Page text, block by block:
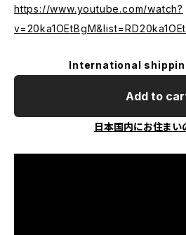
https://www.youtube.com/watch?
International
Add to
日本国内にお住まい